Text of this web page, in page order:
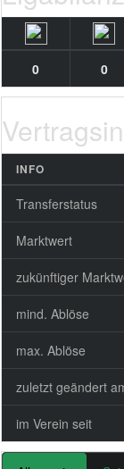
0 0
INFO
Transferstatus
Marktwert
zukünftiger
mind. Ablöse
max. Ablöse
zuletzt geändert
im Verein seit